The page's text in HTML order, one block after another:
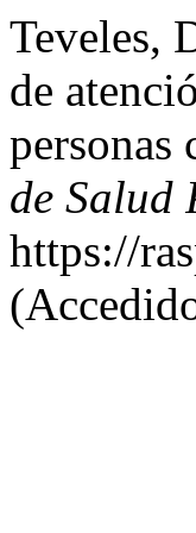
Teveles,
de
de Salud
https://